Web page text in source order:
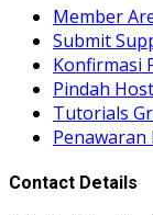
Member
Submit
Konfirmasi
Pindah
Tutorials
Penawaran
Contact Details